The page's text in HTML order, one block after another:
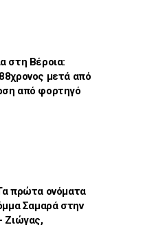
στη Βέροια:
μετά από
από φορτηγό
πρώτα ονόματα
Σαμαρά στην
Ζιώγας,